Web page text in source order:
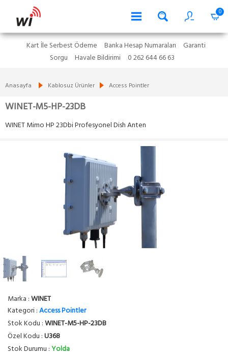
0
Kart İle Serbest Ödeme Banka Hesap Numaraları
Garanti
Sorgu
Havale Bildirimi 0 262 644 66 63
Anasayfa Kablosuz Ürünler Access Pointler
WINET-M5-HP-23DB
WINET Mimo HP 23Dbi Profesyonel Dish Anten
Marka :WINET
Kategori :Access Pointler
Stok Kodu :WINET-M5-HP-23DB
Özel Kodu :U368
Stok Durumu :Yolda